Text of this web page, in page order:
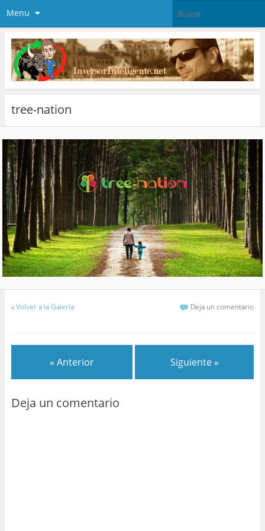
Menu
tree-nation
«Volver a la Galería Deja un comentario
« Anterior Siguiente »
Deja un comentario